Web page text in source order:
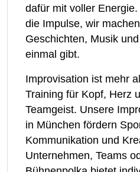
Geschichten, Musik und
einmal gibt.
Improvisation ist mehr
Training für Kopf, Herz
Teamgeist. Unsere
in München fördern
Kommunikation und
Unternehmen, Teams
Bühnenpolka bietet
Workshops, die